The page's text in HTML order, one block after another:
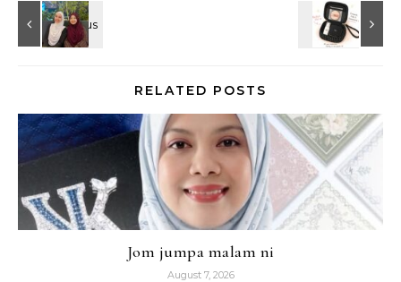
RELATED POSTS
Jom jumpa malam ni
August 7, 2026